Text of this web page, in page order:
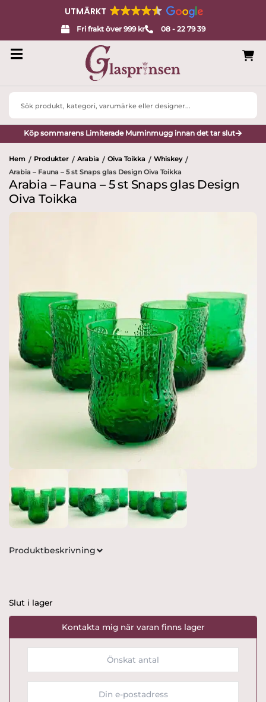
UTMÄRKT
Fri frakt över 999 kr 08 - 22 79 39
Search
Köp sommarens Limiterade Muminmugg innan det tar slut
Hem / Produkter / Arabia / Oiva Toikka / Whiskey /
Arabia – Fauna – 5 st Snaps glas Design Oiva Toikka
Arabia – Fauna – 5 st Snaps glas Design
Oiva Toikka
Produktbeskrivning
Slut i lager
Kontakta mig när varan finns lager